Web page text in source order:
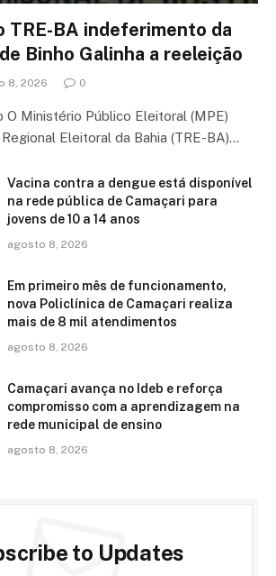
TRE-BA indeferimento da
Binho Galinha a reeleição
8, 2026 0
O Ministério Público Eleitoral (MPE)
Eleitoral da Bahia (TRE-BA)…
Vacina contra a dengue está disponível
na rede pública de Camaçari para
jovens de 10 a 14 anos
agosto 8, 2026
Em primeiro mês de funcionamento,
nova Policlínica de Camaçari realiza
mais de 8 mil atendimentos
agosto 8, 2026
Camaçari avança no Ideb e reforça
compromisso com a aprendizagem na
rede municipal de ensino
agosto 8, 2026
to Updates